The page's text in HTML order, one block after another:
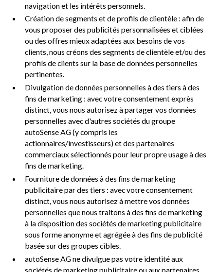
navigation et les intérêts personnels.
Création de segments et de profils de clientèle : afin de
vous proposer des publicités personnalisées et ciblées
ou des offres mieux adaptées aux besoins de vos
clients, nous créons des segments de clientèle et/ou des
profils de clients sur la base de données personnelles
pertinentes.
Divulgation de données personnelles à des tiers à des
fins de marketing : avec votre consentement exprès
distinct, vous nous autorisez à partager vos données
personnelles avec d'autres sociétés du groupe
autoSense AG (y compris les
actionnaires/investisseurs) et des partenaires
commerciaux sélectionnés pour leur propre usage à des
fins de marketing.
Fourniture de données à des fins de marketing
publicitaire par des tiers : avec votre consentement
distinct, vous nous autorisez à mettre vos données
personnelles que nous traitons à des fins de marketing
à la disposition des sociétés de marketing publicitaire
sous forme anonyme et agrégée à des fins de publicité
basée sur des groupes cibles.
autoSense AG ne divulgue pas votre identité aux
sociétés de marketing publicitaire ou aux partenaires